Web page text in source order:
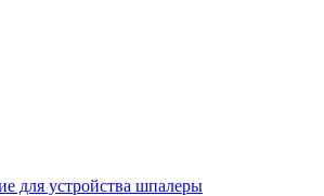
для устройства шпалеры